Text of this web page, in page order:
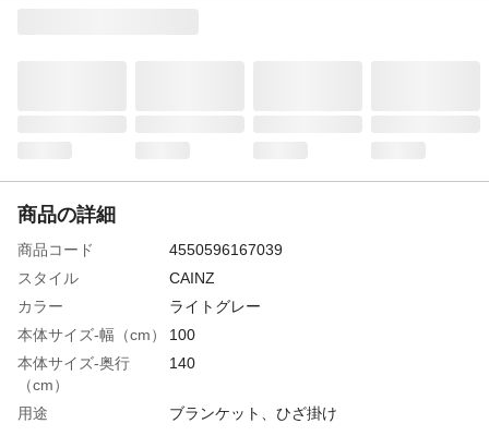
商品の詳細
商品コード
4550596167039
スタイル
CAINZ
カラー
ライトグレー
本体サイズ-幅（cm）
100
本体サイズ-奥行
（cm）
140
用途
ブランケット、ひざ掛け